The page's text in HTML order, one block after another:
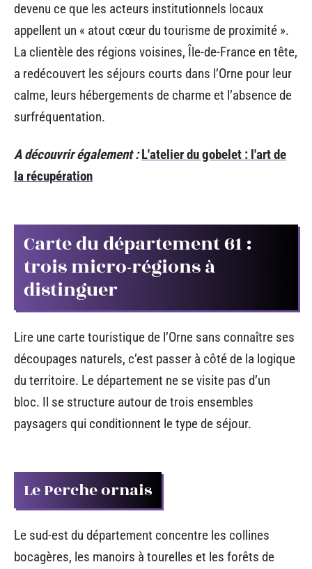
devenu ce que les acteurs institutionnels locaux
appellent un « atout cœur du tourisme de proximité ».
La clientèle des régions voisines, Île-de-France en tête,
a redécouvert les séjours courts dans l’Orne pour leur
calme, leurs hébergements de charme et l’absence de
surfréquentation.
A découvrir également : L'atelier du gobelet : l'art de
la récupération
Carte du département 61 :
trois micro-régions à
distinguer
Lire une carte touristique de l’Orne sans connaître ses
découpages naturels, c’est passer à côté de la logique
du territoire. Le département ne se visite pas d’un
bloc. Il se structure autour de trois ensembles
paysagers qui conditionnent le type de séjour.
Le Perche ornais
Le sud-est du département concentre les collines
bocagères, les manoirs à tourelles et les forêts de